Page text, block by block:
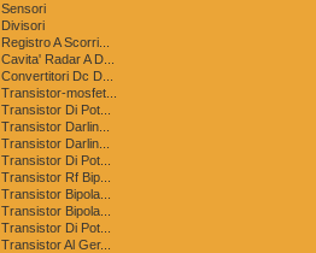
Sensori
Divisori
Registro A Scorri...
Cavita' Radar A D...
Convertitori Dc D...
Transistor-mosfet...
Transistor Di Pot...
Transistor Darlin...
Transistor Darlin...
Transistor Di Pot...
Transistor Rf Bip...
Transistor Bipola...
Transistor Bipola...
Transistor Di Pot...
Transistor Al Ger...